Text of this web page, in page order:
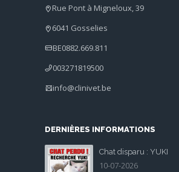
Rue Pont à Migneloux, 39
6041 Gosselies
BE0882.669.811
003271819500
info@clinivet.be
DERNIÈRES INFORMATIONS
Chat disparu : YUKI
10-07-2026